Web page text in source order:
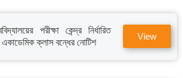
পরীক্ষা কেন্দ্র নির্ধারিত
ক্লাস বন্ধের নোটিশ
View